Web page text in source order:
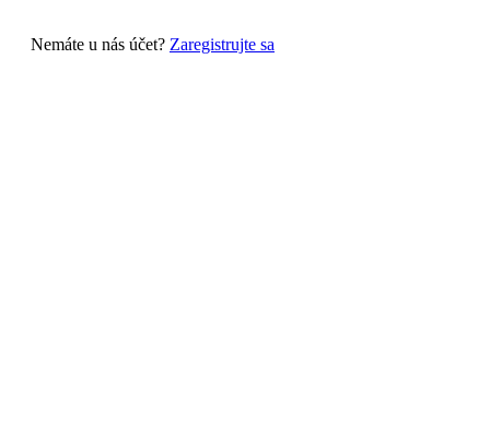
Nemáte u nás účet? Zaregistrujte sa